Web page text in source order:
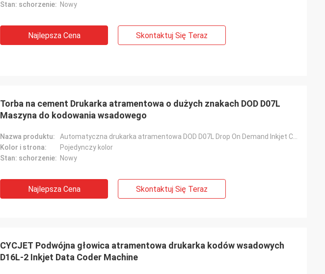
Stan: schorzenie: Nowy
Najlepsza Cena Skontaktuj Się Teraz
Torba na cement Drukarka atramentowa o dużych znakach DOD D07L
Maszyna do kodowania wsadowego
Nazwa produktu:
Kolor i strona:
Pojedynczy kolor
Stan: schorzenie: Nowy
Najlepsza Cena Skontaktuj Się Teraz
CYCJET Podwójna głowica atramentowa drukarka kodów wsadowych
D16L-2 Inkjet Data Coder Machine